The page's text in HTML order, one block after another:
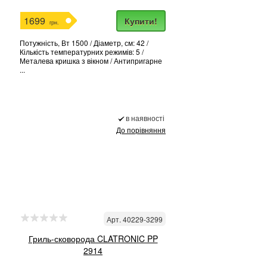
1699 грн. Купити!
Потужність, Вт 1500 / Діаметр, см: 42 /
Кількість температурних режимів: 5 /
Металева кришка з вікном / Антипригарне
...
в наявності
До порівняння
Арт. 40229-3299
Гриль-сковорода CLATRONIC PP
2914